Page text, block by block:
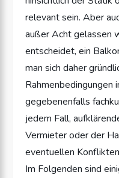
relevant sein. Aber
außer Acht gelassen
entscheidet, ein
man sich daher
Rahmenbedingungen
gegebenenfalls
jedem Fall,
Vermieter oder der
eventuellen
Im Folgenden sind